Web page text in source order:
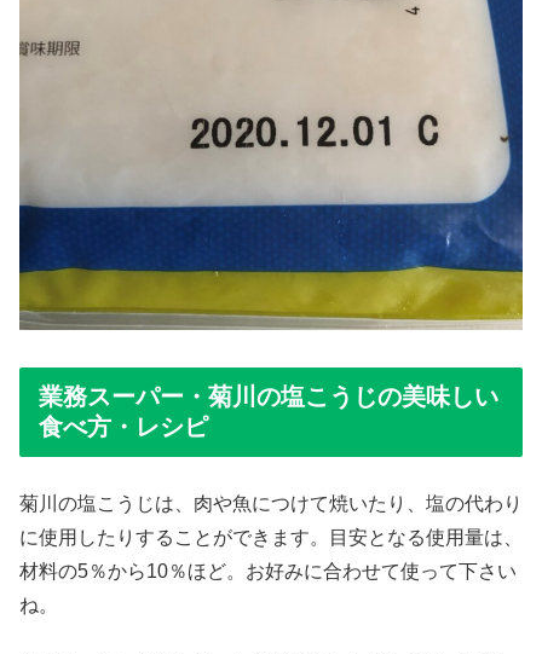
業務スーパー・菊川の塩こうじの美味しい
食べ方・レシピ
菊川の塩こうじは、肉や魚につけて焼いたり、塩の代わり
に使用したりすることができます。目安となる使用量は、
材料の5％から10％ほど。お好みに合わせて使って下さい
ね。